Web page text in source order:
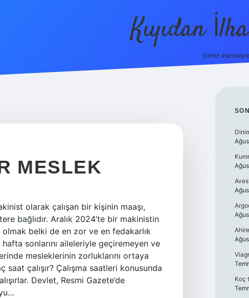
Kıyıdan
Deniz
MESLEK
olarak çalışan bir kişinin maaşı,
bağlıdır. Aralık 2024’te bir makinistin
belki de en zor ve en fedakarlık
sonlarını aileleriyle geçiremeyen ve
mesleklerinin zorluklarını ortaya
çalışır? Çalışma saatleri konusunda
Devlet, Resmi Gazete’de
Koç